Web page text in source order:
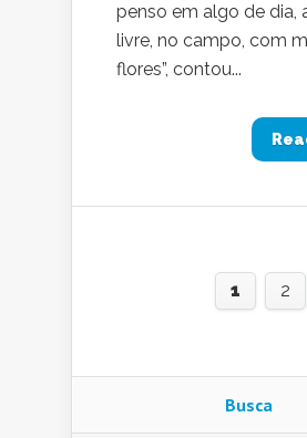
penso em algo de dia,
livre, no campo, com
flores”, contou...
1 2
Busca